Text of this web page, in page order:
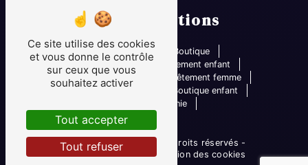
Nos prestations
Robe mariage
Boutique
Boutique femme
Vêtement enfant
Prêt-à-porter femme
Vêtement femme
Prêt-à-porter enfant
Boutique enfant
Robe cérémonie
©Vistalid- 2026 - Tous droits réservés -
Mentions légales
Gestion des cookies
Ce site utilise des cookies
et vous donne le contrôle
sur ceux que vous
souhaitez activer
Tout accepter
Tout refuser